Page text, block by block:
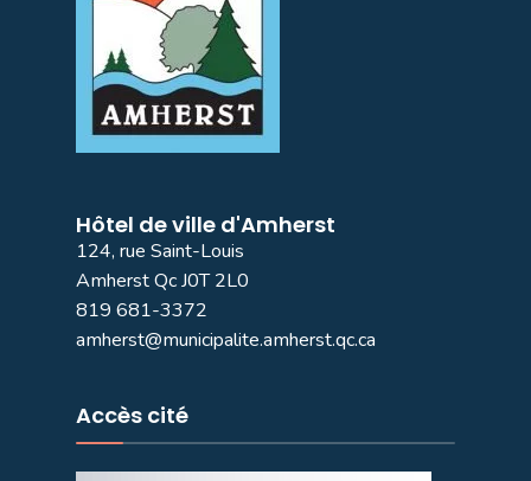
Hôtel de ville d'Amherst
124, rue Saint-Louis
Amherst Qc J0T 2L0
819 681-3372
amherst@municipalite.amherst.qc.ca
Accès cité